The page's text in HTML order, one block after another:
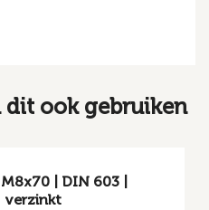
ook gebruiken
| DIN 603 |
verzinkt